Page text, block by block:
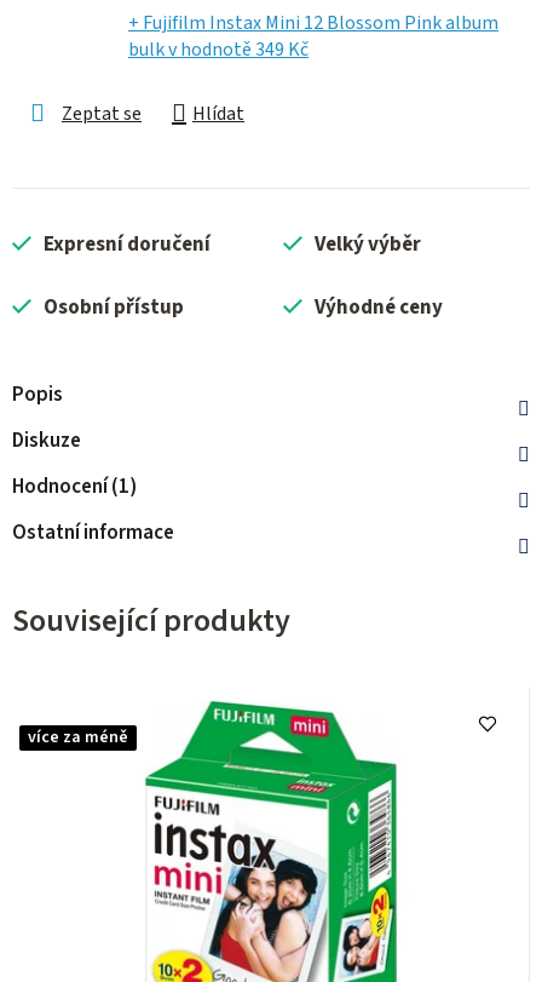
+ Fujifilm Instax Mini 12 Blossom Pink album
bulkv hodnotě 349 Kč
Zeptat se Hlídat
Expresní doručení Velký výběr
Osobní přístup Výhodné ceny
Popis
Diskuze
Hodnocení (1)
Ostatní informace
Související produkty
více za méně